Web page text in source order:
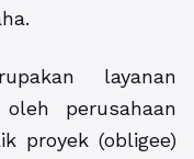
layanan
perusahaan
proyek (obligee)